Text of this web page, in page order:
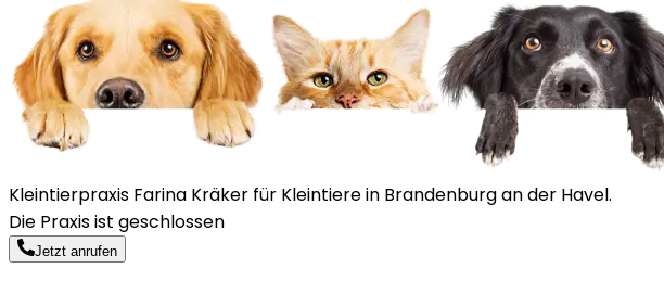
Kleintierpraxis Farina Kräker für Kleintiere in Brandenburg an der Havel.
Die Praxis ist geschlossen
Jetzt anrufen